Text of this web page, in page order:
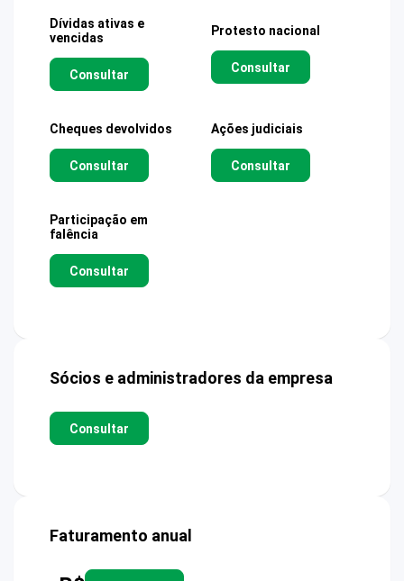
Dívidas ativas e
vencidas
Consultar
Protesto nacional
Consultar
Cheques devolvidos
Consultar
Ações judiciais
Consultar
Participação em
falência
Consultar
Sócios e administradores da empresa
Consultar
Faturamento anual